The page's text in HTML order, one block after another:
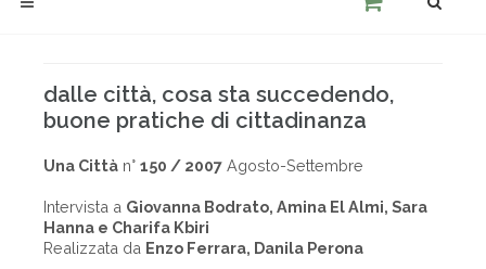
dalle città, cosa sta succedendo,
buone pratiche di cittadinanza
Una Città n° 150 / 2007 Agosto-Settembre
Intervista a Giovanna Bodrato, Amina El Almi, Sara
Hanna e Charifa Kbiri
Realizzata da Enzo Ferrara, Danila Perona